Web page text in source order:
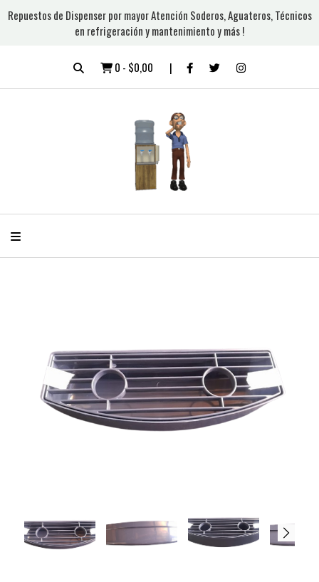
Repuestos de Dispenser por mayor Atención Soderos, Aguateros, Técnicos
en refrigeración y mantenimiento y más !
0 - $0,00